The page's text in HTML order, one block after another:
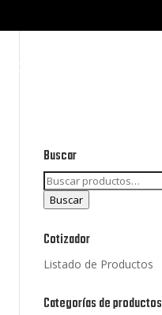
CONTACTO
Buscar
Buscar
por:
Buscar
Cotizador
Listado de Productos
Categorías de productos